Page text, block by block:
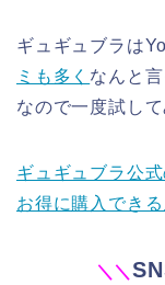
ギュギュブラは
ミも多く なんと
なので一度試し
ギュギュブラ公
お得に購入できる
＼ ＼